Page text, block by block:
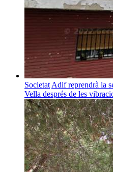
Societat Adif reprendrà la
Vella després de les